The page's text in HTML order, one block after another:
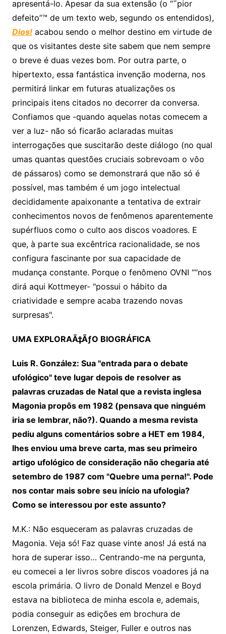
apresentá-lo. Apesar da sua extensão (o “˜pior
defeito”™ de um texto web, segundo os entendidos),
Dios!acabou sendo o melhor destino em virtude de
que os visitantes deste site sabem que nem sempre
o breve é duas vezes bom. Por outra parte, o
hipertexto, essa fantástica invenção moderna, nos
permitirá linkar em futuras atualizações os
principais itens citados no decorrer da conversa.
Confiamos que -quando aquelas notas comecem a
ver a luz- não só ficarão aclaradas muitas
interrogações que suscitarão deste diálogo (no qual
umas quantas questões cruciais sobrevoam o vôo
de pássaros) como se demonstrará que não só é
possível, mas também é um jogo intelectual
decididamente apaixonante a tentativa de extrair
conhecimentos novos de fenômenos aparentemente
supérfluos como o culto aos discos voadores. E
que, à parte sua excêntrica racionalidade, se nos
configura fascinante por sua capacidade de
mudança constante. Porque o fenômeno OVNI ““nos
dirá aqui Kottmeyer- "possui o hábito da
criatividade e sempre acaba trazendo novas
surpresas".
UMA EXPLORAÃ‡ÃƒO BIOGRÁFICA
Luis R. González: Sua "entrada para o debate
ufológico" teve lugar depois de resolver as
palavras cruzadas de Natal que a revista inglesa
Magonia propôs em 1982 (pensava que ninguém
iria se lembrar, não?). Quando a mesma revista
pediu alguns comentários sobre a HET em 1984,
lhes enviou uma breve carta, mas seu primeiro
artigo ufológico de consideração não chegaria até
setembro de 1987 com "Quebre uma perna!". Pode
nos contar mais sobre seu início na ufologia?
Como se interessou por este assunto?
M.K.: Não esqueceram as palavras cruzadas de
Magonia. Veja só! Faz quase vinte anos! Já está na
hora de superar isso… Centrando-me na pergunta,
eu comecei a ler livros sobre discos voadores já na
escola primária. O livro de Donald Menzel e Boyd
estava na biblioteca de minha escola e, ademais,
podia conseguir as edições em brochura de
Lorenzen, Edwards, Steiger, Fuller e outros nas